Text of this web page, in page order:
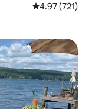
Calificación
4.97 (721)